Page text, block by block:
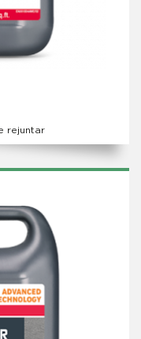
rejuntar